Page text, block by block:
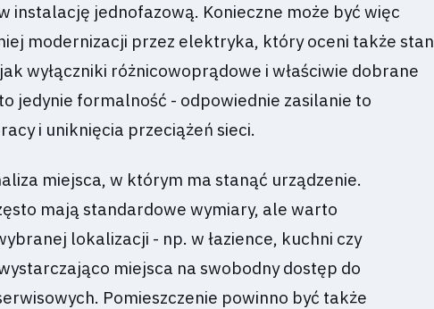
instalację jednofazową. Konieczne może być więc
modernizacji przez elektryka, który oceni także stan
wyłączniki różnicowoprądowe i właściwie dobrane
jedynie formalność - odpowiednie zasilanie to
i uniknięcia przeciążeń sieci.
miejsca, w którym ma stanąć urządzenie.
mają standardowe wymiary, ale warto
lokalizacji - np. w łazience, kuchni czy
miejsca na swobodny dostęp do
Pomieszczenie powinno być także